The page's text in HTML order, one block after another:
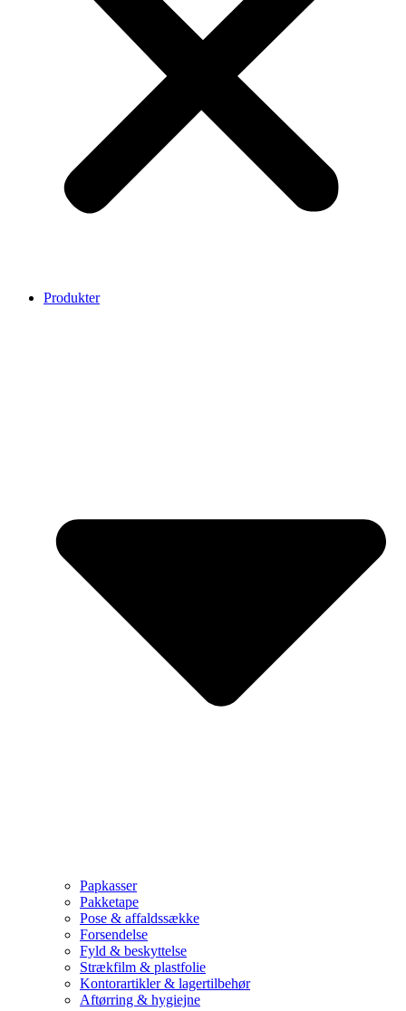
Produkter
Papkasser
Pakketape
Pose & affaldssække
Forsendelse
Fyld & beskyttelse
Strækfilm & plastfolie
Kontorartikler & lagertilbehør
Aftørring & hygiejne